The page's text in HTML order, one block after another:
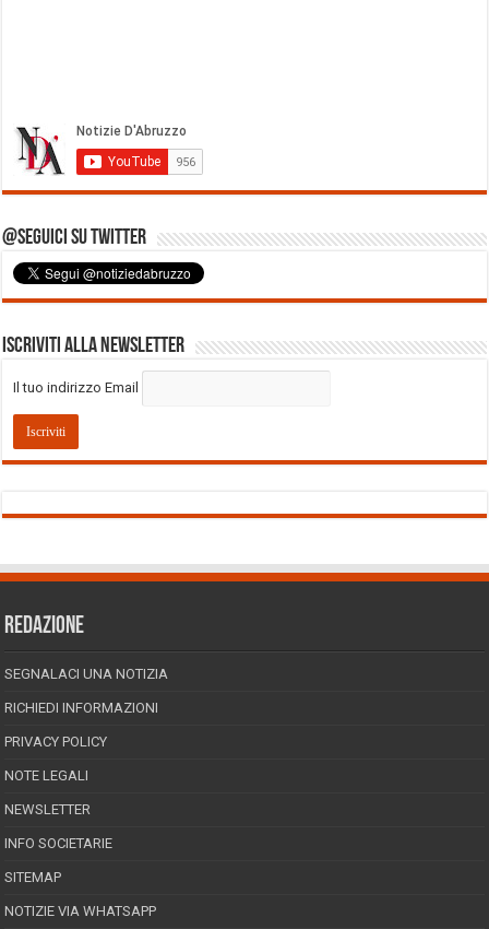
@Seguici su Twitter
Iscriviti alla Newsletter
Il tuo indirizzo Email
REDAZIONE
SEGNALACI UNA NOTIZIA
RICHIEDI INFORMAZIONI
PRIVACY POLICY
NOTE LEGALI
NEWSLETTER
INFO SOCIETARIE
SITEMAP
NOTIZIE VIA WHATSAPP